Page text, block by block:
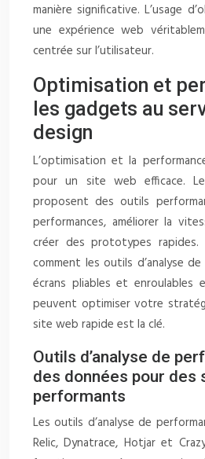
manière significative. L’usage
une expérience web
centrée sur l’utilisateur.
Optimisation et
les gadgets au
design
L’optimisation et la
pour un site web efficace.
proposent des outils
performances, améliorer la
créer des prototypes rapides.
comment les outils d’analyse
écrans pliables et enroulables
peuvent optimiser votre
site web rapide est la clé.
Outils d’analyse de
des données pour des
performants
Les outils d’analyse de
Relic, Dynatrace, Hotjar et